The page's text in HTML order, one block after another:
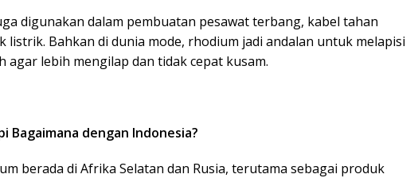
digunakan dalam pembuatan pesawat terbang, kabel tahan
listrik. Bahkan di dunia mode, rhodium jadi andalan untuk melapisi
agar lebih mengilap dan tidak cepat kusam.
Bagaimana dengan Indonesia?
berada di Afrika Selatan dan Rusia, terutama sebagai produk